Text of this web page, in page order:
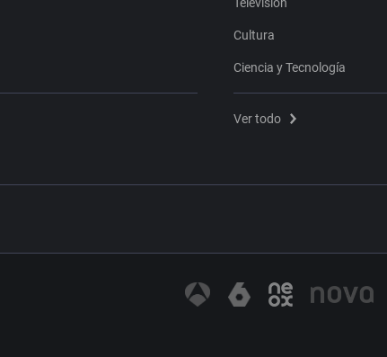
Cultura
Ciencia y Tecnología
Ver todo